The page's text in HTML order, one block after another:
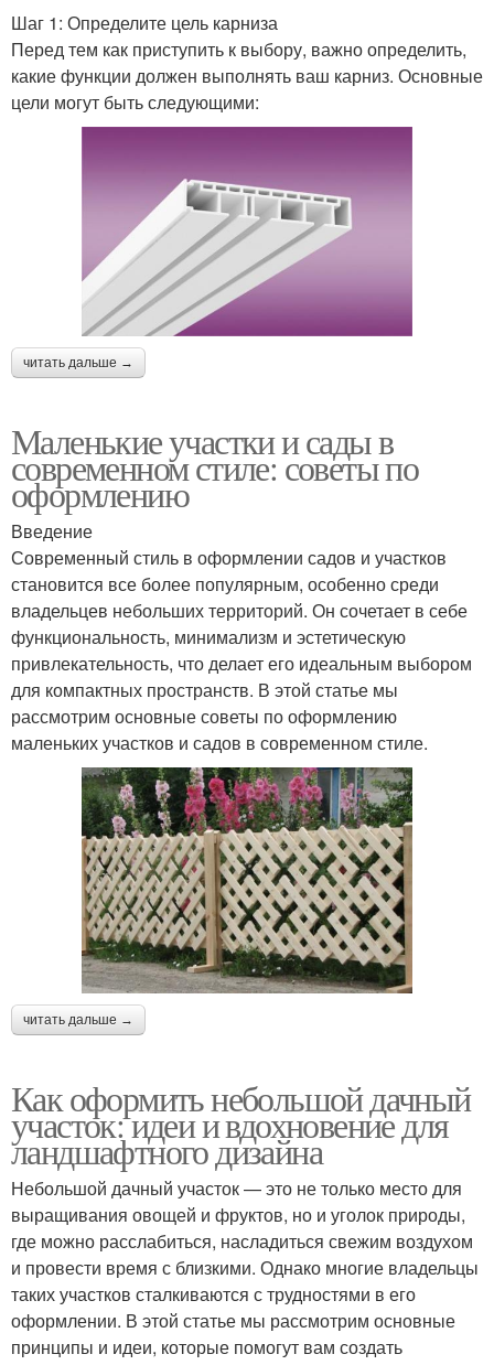
Шаг 1: Определите цель карниза
Перед тем как приступить к выбору, важно определить,
какие функции должен выполнять ваш карниз. Основные
цели могут быть следующими:
читать дальше →
Маленькие участки и сады в
современном стиле: советы по
оформлению
Введение
Современный стиль в оформлении садов и участков
становится все более популярным, особенно среди
владельцев небольших территорий. Он сочетает в себе
функциональность, минимализм и эстетическую
привлекательность, что делает его идеальным выбором
для компактных пространств. В этой статье мы
рассмотрим основные советы по оформлению
маленьких участков и садов в современном стиле.
читать дальше →
Как оформить небольшой дачный
участок: идеи и вдохновение для
ландшафтного дизайна
Небольшой дачный участок — это не только место для
выращивания овощей и фруктов, но и уголок природы,
где можно расслабиться, насладиться свежим воздухом
и провести время с близкими. Однако многие владельцы
таких участков сталкиваются с трудностями в его
оформлении. В этой статье мы рассмотрим основные
принципы и идеи, которые помогут вам создать